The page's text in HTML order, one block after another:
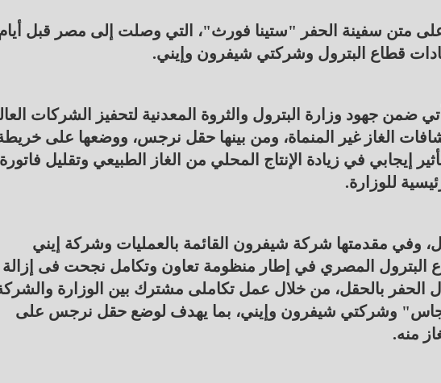
على متن سفينة الحفر "ستينا فورث"، التي وصلت إلى مصر قبل
قطاع البترول وشركتي شيفرون وإيني.
ضمن جهود وزارة البترول والثروة المعدنية لتحفيز الشركات
الغاز غير المنماة، ومن بينها حقل نرجس، ووضعها على
إيجابي في زيادة الإنتاج المحلي من الغاز الطبيعي وتقليل
للوزارة.
وفي مقدمتها شركة شيفرون القائمة بالعمليات وشركة إيني
قطاع البترول المصري في إطار منظومة تعاون وتكامل نجحت فى إزالة
الحفر بالحقل، من خلال عمل تكاملى مشترك بين الوزارة
"إيجاس" وشركتي شيفرون وإيني، بما يهدف لوضع حقل نرجس على
منه.